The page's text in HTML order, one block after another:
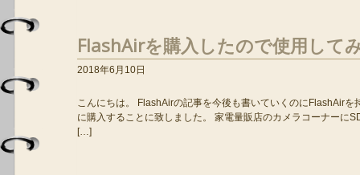
FlashAirを購入したので使用して
2018年6月10日
こんにちは。 FlashAirの記事を今後も書いていくのにFlashAir
に購入することに致しました。 家電量販店のカメラコーナーに
[…]